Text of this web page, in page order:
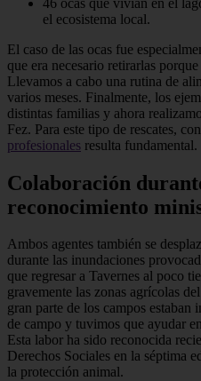
el ecosistema local.
El caso de las ocas fue
que era necesario retirarlas
Llevamos a cabo una rutina de
varios meses. Finalmente, los
distintas familias y ahora
Fez. Para este tipo de rescates,
profesionales resulta fundamental.
Colaboración
reconocimiento
Ambos agentes también se
durante las inundaciones
que regresar a Tavernes al poco
gravemente las zonas agrícolas
gran parte de los campos
de campo y tuvimos que ayudar
Esta labor ha sido reconocida
Derechos Sociales en la séptima
la protección animal.